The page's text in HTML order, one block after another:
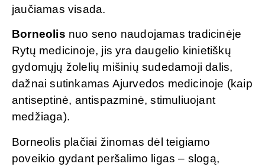
jaučiamas visada.
Borneolis nuo seno naudojamas tradicinėje
Rytų medicinoje, jis yra daugelio kinietiškų
gydomųjų žolelių mišinių sudedamoji dalis,
dažnai sutinkamas Ajurvedos medicinoje (kaip
antiseptinė, antispazminė, stimuliuojant
medžiaga).
Borneolis plačiai žinomas dėl teigiamo
poveikio gydant peršalimo ligas – slogą,